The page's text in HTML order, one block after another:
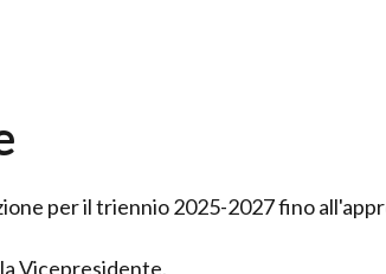
per il triennio 2025-2027 fino
Vicepresidente.